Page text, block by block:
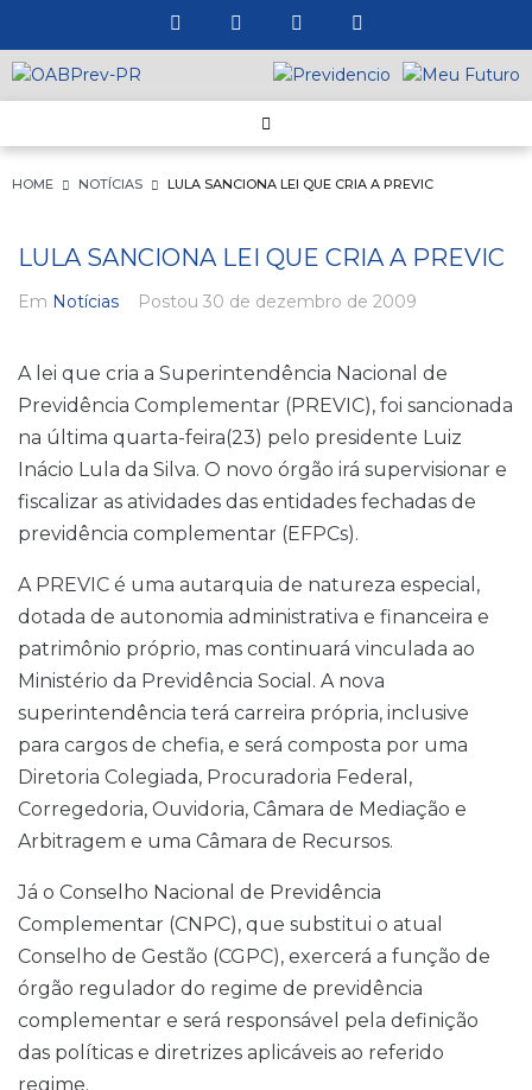
HOME NOTÍCIAS LULA SANCIONA LEI QUE CRIA A PREVIC
LULA SANCIONA LEI QUE CRIA A PREVIC
Em Notícias Postou 30 de dezembro de 2009
A lei que cria a Superintendência Nacional de
Previdência Complementar (PREVIC), foi sancionada
na última quarta-feira(23) pelo presidente Luiz
Inácio Lula da Silva. O novo órgão irá supervisionar e
fiscalizar as atividades das entidades fechadas de
previdência complementar (EFPCs).
A PREVIC é uma autarquia de natureza especial,
dotada de autonomia administrativa e financeira e
patrimônio próprio, mas continuará vinculada ao
Ministério da Previdência Social. A nova
superintendência terá carreira própria, inclusive
para cargos de chefia, e será composta por uma
Diretoria Colegiada, Procuradoria Federal,
Corregedoria, Ouvidoria, Câmara de Mediação e
Arbitragem e uma Câmara de Recursos.
Já o Conselho Nacional de Previdência
Complementar (CNPC), que substitui o atual
Conselho de Gestão (CGPC), exercerá a função de
órgão regulador do regime de previdência
complementar e será responsável pela definição
das políticas e diretrizes aplicáveis ao referido
regime.